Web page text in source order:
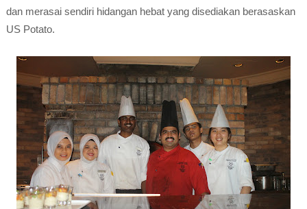
dan merasai sendiri hidangan hebat yang disediakan berasaskan
US Potato.